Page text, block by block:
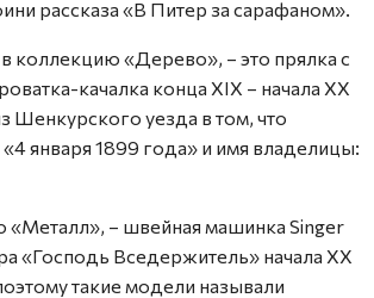
рассказа «В Питер за сарафаном».
коллекцию «Дерево», – это прялка с
качалка конца XIX – начала XX
Шенкурского уезда в том, что
января 1899 года» и имя владелицы:
– швейная машинка Singer
«Господь Вседержитель» начала XX
такие модели называли